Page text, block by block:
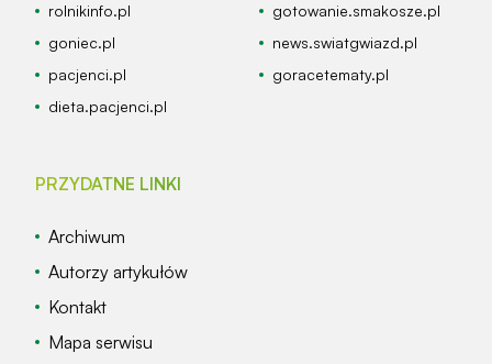
rolnikinfo.pl
gotowanie.smakosze.pl
goniec.pl
news.swiatgwiazd.pl
pacjenci.pl
goracetematy.pl
dieta.pacjenci.pl
PRZYDATNE LINKI
Archiwum
Autorzy artykułów
Kontakt
Mapa serwisu